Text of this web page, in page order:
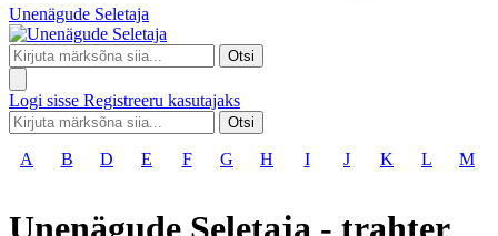
Unenägude Seletaja
Otsi
Logi sisse Registreeru kasutajaks
Otsi
A B D E F G H I J K L M